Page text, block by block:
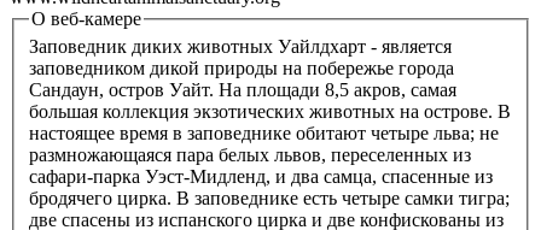
О веб-камере
Заповедник диких животных Уайлдхарт - является
заповедником дикой природы на побережье города
Сандаун, остров Уайт. На площади 8,5 акров, самая
большая коллекция экзотических животных на острове. В
настоящее время в заповеднике обитают четыре льва; не
размножающаяся пара белых львов, переселенных из
сафари-парка Уэст-Мидленд, и два самца, спасенные из
бродячего цирка. В заповеднике есть четыре самки тигра;
две спасены из испанского цирка и две конфискованы из